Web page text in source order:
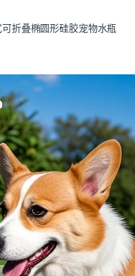
折叠椭圆形硅胶宠物水瓶